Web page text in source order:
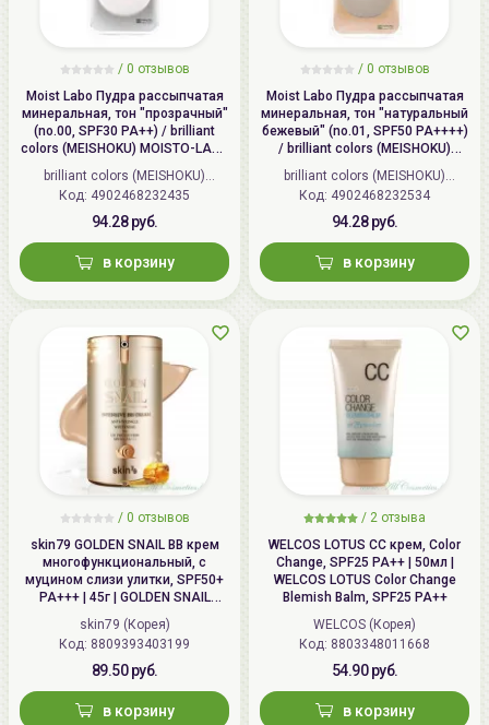
/ 0 отзывов
Moist Labo Пудра рассыпчатая
минеральная, тон "прозрачный"
(no.00, SPF30 PA++) / brilliant
colors (MEISHOKU) MOISTO-LABO
BB MINERAL FOUNDATION
brilliant colors (MEISHOKU)
(Япония)
Код: 4902468232435
94.28 руб.
в корзину
/ 0 отзывов
Moist Labo Пудра рассыпчатая
минеральная, тон "натуральный
бежевый" (no.01, SPF50 PA++++)
/ brilliant colors (MEISHOKU)
MOISTO-LABO BB MINERAL
FOUNDATION
brilliant colors (MEISHOKU)
(Япония)
Код: 4902468232534
94.28 руб.
в корзину
/ 0 отзывов
skin79 GOLDEN SNAIL ВВ крем
многофункциональный, с
муцином слизи улитки, SPF50+
PA+++ | 45г | GOLDEN SNAIL
Intensive BB Cream, SPF50+
PA+++
skin79 (Корея)
Код: 8809393403199
89.50 руб.
в корзину
/ 2 отзыва
WELCOS LOTUS СС крем, Color
Change, SPF25 PA++ | 50мл |
WELCOS LOTUS Color Change
Blemish Balm, SPF25 PA++
WELCOS (Корея)
Код: 8803348011668
54.90 руб.
в корзину